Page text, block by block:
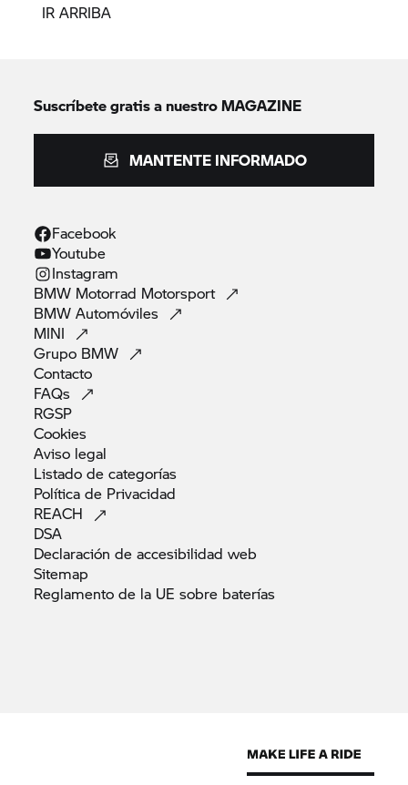
IR ARRIBA
Suscríbete gratis a nuestro MAGAZINE
MANTENTE INFORMADO
Facebook
Youtube
Instagram
BMW Motorrad Motorsport
BMWAutomóviles
MINI
Grupo BMW
Contacto
FAQs
RGSP
Cookies
Aviso legal
Listado decategorías
Política de Privacidad
REACH
DSA
Declaración de accesibilidadweb
Sitemap
Reglamento de la UE sobre baterías